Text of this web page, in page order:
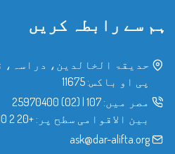
ہم سے رابطہ کریں
حدیقۃ الخالدین، دراسہ،
پی او باکس: 11675
مصر میں: 107
|
(02) 25970400
بین الاقوامی سطح پر: +20 2 25970400
ask@dar-alifta.org